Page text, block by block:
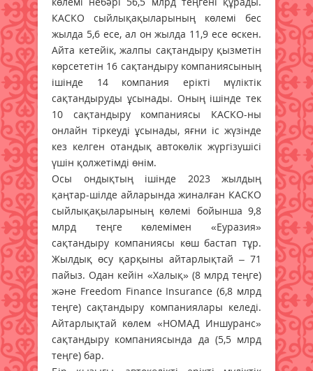
КАСКО сыйлықақыларының көлемі бес
жылда 5,6 есе, ал он жылда 11,9 есе өскен.
Айта кетейік, жалпы сақ­тандыру қызметін
көрсететін 16 сақтандыру компаниясының
ішінде 14 компания ерікті мүліктік
сақтандыруды ұсынады. Оның ішінде тек
10 сақтандыру компаниясы КАСКО-ны
онлайн тіркеуді ұсынады, яғни іс жүзінде
кез келген отандық автокөлік жүргізушісі
үшін қолжетімді өнім.
Осы ондықтың ішінде 2023 жылдың
қаңтар-шілде айла­рын­да жиналған КАСКО
сыйлық­ақы­ларының көлемі бойынша 9,8
млрд теңге көлемімен «Еуразия»
сақтандыру компаниясы көш бастап тұр.
Жылдық өсу қарқыны айтарлықтай – 71
пайыз. Одан кейін «Халық» (8 млрд теңге)
және Freedom Finance Insurance (6,8 млрд
теңге) сақ­тан­дыру компания­лары келеді.
Ай­тарлықтай көлем «НОМАД Иншуранс»
сақтандыру ком­па­ниясында да (5,5 млрд
теңге) бар.